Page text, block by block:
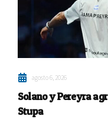
agosto 6, 2026
Solano y Pereyra
Stupa